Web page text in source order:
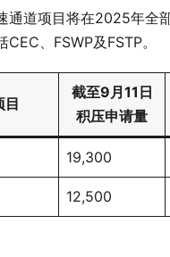
通道项目将在2025年全
CEC、FSWP及FSTP。
目
截至9月11日
积压申请量
19,300
12,500